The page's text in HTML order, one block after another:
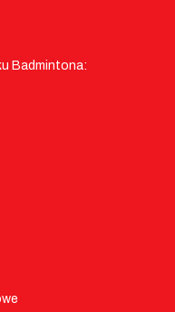
Badmintona: